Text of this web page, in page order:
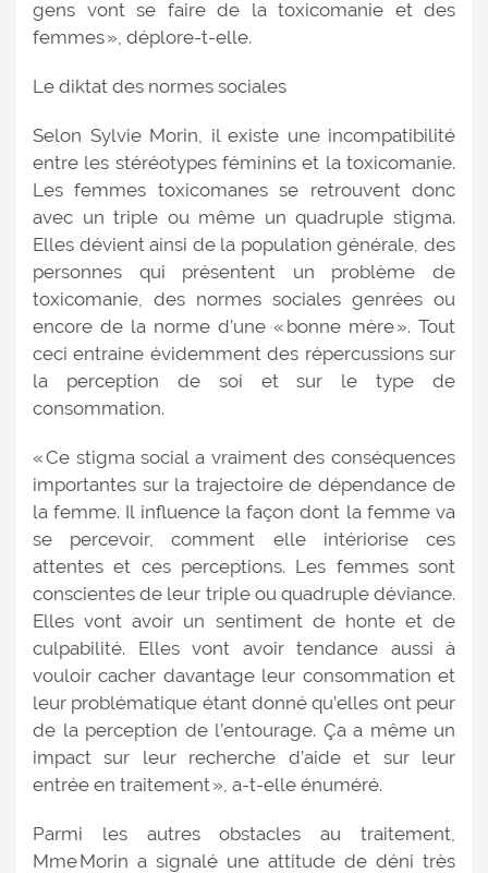
gens vont se faire de la toxicomanie et des
femmes », déplore-t-elle.
Le diktat des normes sociales
Selon Sylvie Morin, il existe une incompatibilité
entre les stéréotypes féminins et la toxicomanie.
Les femmes toxicomanes se retrouvent donc
avec un triple ou même un quadruple stigma.
Elles dévient ainsi de la population générale, des
personnes qui présentent un problème de
toxicomanie, des normes sociales genrées ou
encore de la norme d’une « bonne mère ». Tout
ceci entraine évidemment des répercussions sur
la perception de soi et sur le type de
consommation.
« Ce stigma social a vraiment des conséquences
importantes sur la trajectoire de dépendance de
la femme. Il influence la façon dont la femme va
se percevoir, comment elle intériorise ces
attentes et ces perceptions. Les femmes sont
conscientes de leur triple ou quadruple déviance.
Elles vont avoir un sentiment de honte et de
culpabilité. Elles vont avoir tendance aussi à
vouloir cacher davantage leur consommation et
leur problématique étant donné qu’elles ont peur
de la perception de l’entourage. Ça a même un
impact sur leur recherche d’aide et sur leur
entrée en traitement », a-t-elle énuméré.
Parmi les autres obstacles au traitement,
Mme Morin a signalé une attitude de déni très